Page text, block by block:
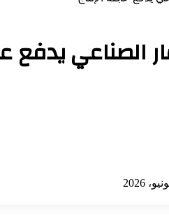
يدفع